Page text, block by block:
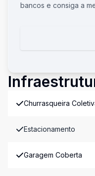
bancos e consiga a
Churrasqueira
Estacionamento
Garagem Coberta